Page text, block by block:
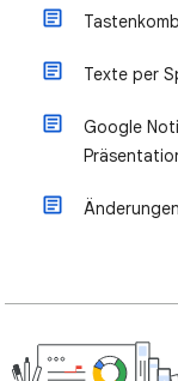
Texte per
Google